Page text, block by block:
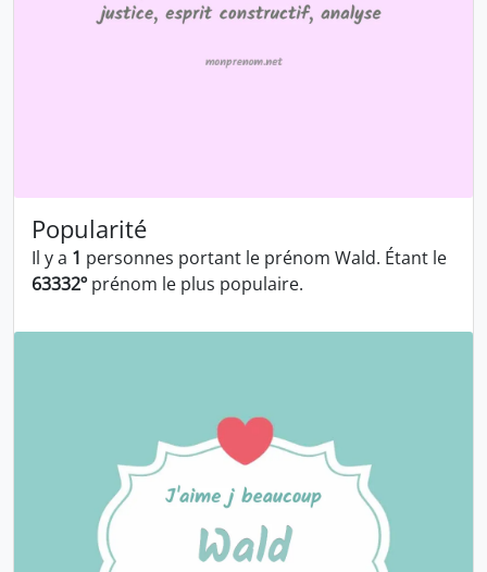
Popularité
Il y a 1 personnes portant le prénom Wald. Étant le
63332º prénom le plus populaire.